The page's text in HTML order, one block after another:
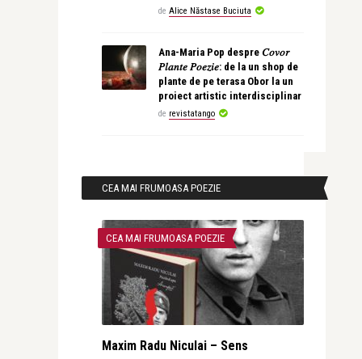
de Alice Năstase Buciuta
Ana-Maria Pop despre 𝐶𝑜𝑣𝑜𝑟
𝑃𝑙𝑎𝑛𝑡𝑒 𝑃𝑜𝑒𝑧𝑖𝑒: de la un shop de
plante de pe terasa Obor la un
proiect artistic interdisciplinar
de revistatango
CEA MAI FRUMOASA POEZIE
CEA MAI FRUMOASA POEZIE
Maxim Radu Niculai – Sens